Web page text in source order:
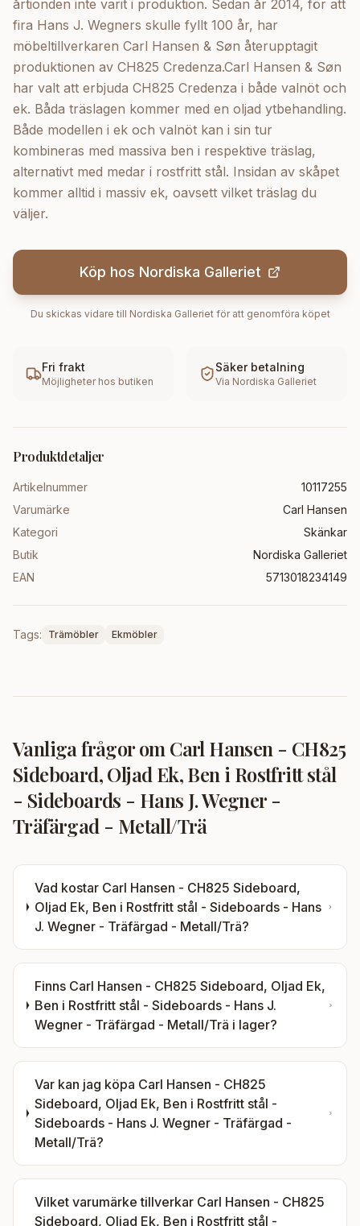
årtionden inte varit i produktion. Sedan år 2014, för att
fira Hans J. Wegners skulle fyllt 100 år, har
möbeltillverkaren Carl Hansen & Søn återupptagit
produktionen av CH825 Credenza.Carl Hansen & Søn
har valt att erbjuda CH825 Credenza i både valnöt och
ek. Båda träslagen kommer med en oljad ytbehandling.
Både modellen i ek och valnöt kan i sin tur
kombineras med massiva ben i respektive träslag,
alternativt med medar i rostfritt stål. Insidan av skåpet
kommer alltid i massiv ek, oavsett vilket träslag du
väljer.
Köp hos Nordiska Galleriet
Du skickas vidare till Nordiska Gallerietför att genomföra köpet
Fri frakt
Möjligheter hos butiken
Säker betalning
Via Nordiska Galleriet
Produktdetaljer
Artikelnummer
10117255
Varumärke
Carl Hansen
Kategori
Skänkar
Butik
Nordiska Galleriet
EAN
5713018234149
Tags: Trämöbler Ekmöbler
Vanliga frågor om Carl Hansen - CH825
Sideboard, Oljad Ek, Ben i Rostfritt stål
- Sideboards - Hans J. Wegner -
Träfärgad - Metall/Trä
Vad kostar Carl Hansen - CH825 Sideboard,
Oljad Ek, Ben i Rostfritt stål - Sideboards - Hans
J. Wegner - Träfärgad - Metall/Trä?
Finns Carl Hansen - CH825 Sideboard, Oljad Ek,
Ben i Rostfritt stål - Sideboards - Hans J.
Wegner - Träfärgad - Metall/Trä i lager?
Var kan jag köpa Carl Hansen - CH825
Sideboard, Oljad Ek, Ben i Rostfritt stål -
Sideboards - Hans J. Wegner - Träfärgad -
Metall/Trä?
Vilket varumärke tillverkar Carl Hansen - CH825
Sideboard, Oljad Ek, Ben i Rostfritt stål -